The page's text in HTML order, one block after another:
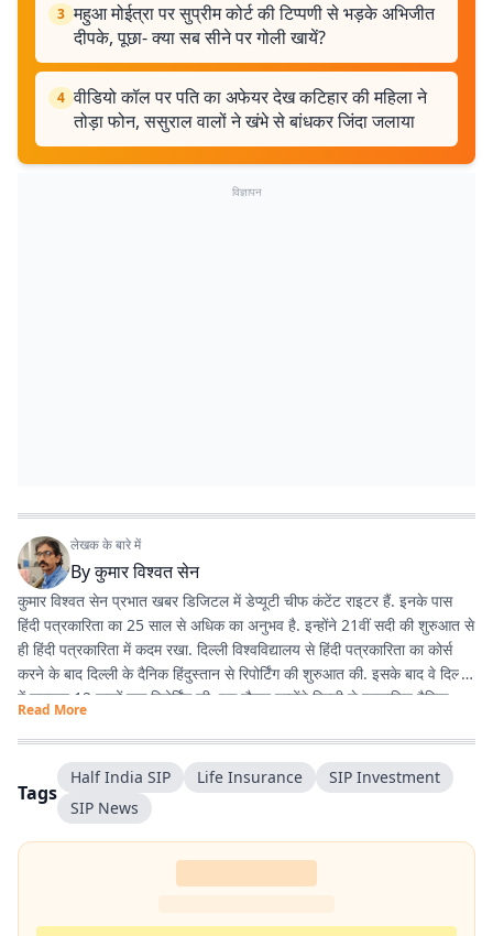
3 महुआ मोईत्रा पर सुप्रीम कोर्ट की टिप्पणी से भड़के अभिजीत
दीपके, पूछा- क्या सब सीने पर गोली खायें?
4 वीडियो कॉल पर पति का अफेयर देख कटिहार की महिला ने
तोड़ा फोन, ससुराल वालों ने खंभे से बांधकर जिंदा जलाया
विज्ञापन
लेखक के बारे में
Byकुमार विश्वत सेन
कुमार विश्वत सेन प्रभात खबर डिजिटल में डेप्यूटी चीफ कंटेंट राइटर हैं. इनके पास
हिंदी पत्रकारिता का 25 साल से अधिक का अनुभव है. इन्होंने 21वीं सदी की शुरुआत से
ही हिंदी पत्रकारिता में कदम रखा. दिल्ली विश्वविद्यालय से हिंदी पत्रकारिता का कोर्स
करने के बाद दिल्ली के दैनिक हिंदुस्तान से रिपोर्टिंग की शुरुआत की. इसके बाद वे दिल्ली
में लगातार 12 सालों तक रिपोर्टिंग की. इस दौरान उन्होंने दिल्ली से प्रकाशित दैनिक
हिंदुस्तान दैनिक जागरण, देशबंधु जैसे प्रतिष्ठित अखबारों के साथ कई साप्ताहिक
अखबारों के लिए भी रिपोर्टिंग की. 2013 में वे प्रभात खबर आए. तब से वे प्रिंट मीडिया
के साथ फिलहाल पिछले 10 सालों से प्रभात खबर डिजिटल में अपनी सेवाएं दे रहे हैं.
इन्होंने अपने करियर के शुरुआती दिनों में ही राजस्थान में होने वाली हिंदी पत्रकारिता के
300 साल के इतिहास पर एक पुस्तक 'नित नए आयाम की खोज: राजस्थानी
पत्रकारिता' की रचना की. इनकी कई कहानियां देश के विभिन्न पत्र-पत्रिकाओं में
Read More
Tags
Half India SIP Life Insurance
SIP Investment
SIP News